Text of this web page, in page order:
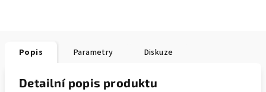
Popis Parametry Diskuze
Detailní popis produktu